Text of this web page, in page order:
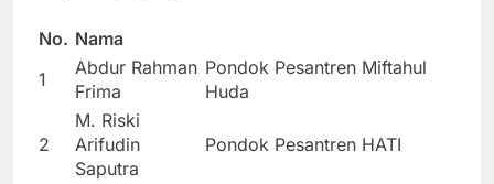
No. Nama
1
Abdur Rahman
Frima
Pondok Pesantren Miftahul
Huda
2
M. Riski
Arifudin
Saputra
Pondok Pesantren HATI